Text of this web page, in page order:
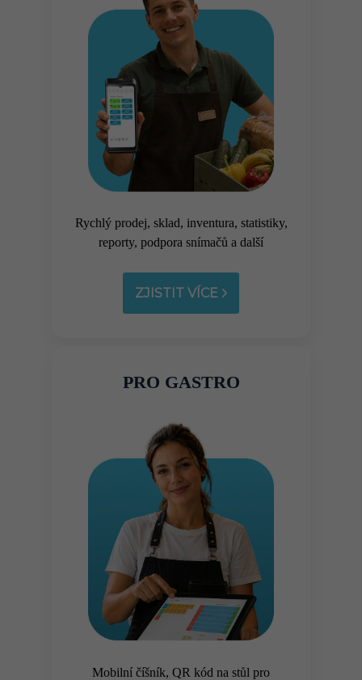
Rychlý prodej, sklad, inventura, statistiky,
reporty, podpora snímačů a další
ZJISTIT VÍCE
PRO GASTRO
Mobilní číšník, QR kód na stůl pro